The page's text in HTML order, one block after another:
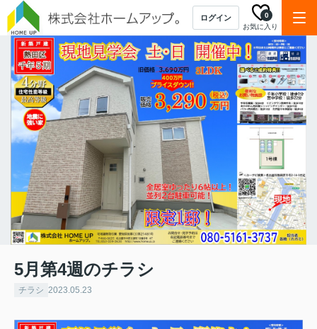
ログイン
お気に入り
0
5月第4週のチラシ
チラシ 2023.05.23